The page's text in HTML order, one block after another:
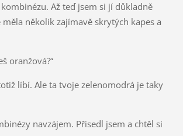
Až teď jsem si jí důkladně
několik zajímavě skrytých kapes a
oranžová?“
líbí. Ale ta tvoje zelenomodrá je taky
navzájem. Přisedl jsem a chtěl si